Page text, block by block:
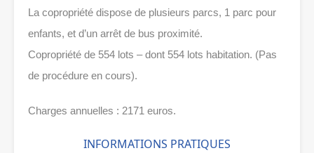
La copropriété dispose de plusieurs parcs, 1 parc pour
enfants, et d’un arrêt de bus proximité.
Copropriété de 554 lots – dont 554 lots habitation. (Pas
de procédure en cours).
Charges annuelles : 2171 euros.
INFORMATIONS PRATIQUES